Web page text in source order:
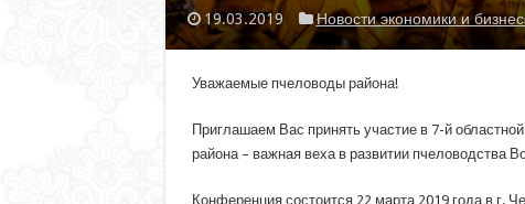
19.03.2019 Новости экономики и
Уважаемые пчеловоды района!
Приглашаем Вас принять участие в 7-й
района – важная веха в развитии пчеловодства
Конференция состоится 22 марта 2019 года в г.